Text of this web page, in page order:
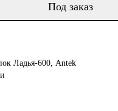
Под заказ
Ладья-600, Antek